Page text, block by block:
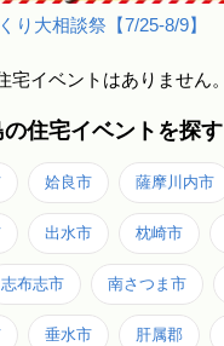
り大相談祭【7/25-8/9】
宅イベントはありません。
住宅イベントを探す
姶良市 薩摩川内市
出水市 枕崎市
志布志市 南さつま市
垂水市 肝属郡